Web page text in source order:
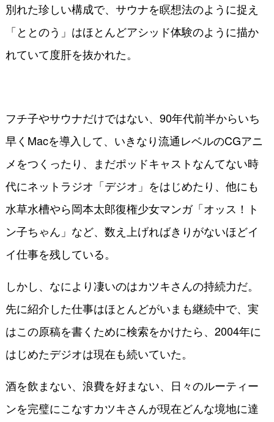
別れた珍しい構成で、サウナを瞑想法のように捉え
「ととのう」はほとんどアシッド体験のように描か
れていて度肝を抜かれた。
フチ子やサウナだけではない、90年代前半からいち
早くMacを導入して、いきなり流通レベルのCGアニ
メをつくったり、まだポッドキャストなんてない時
代にネットラジオ「デジオ」をはじめたり、他にも
水草水槽やら岡本太郎復権少女マンガ「オッス！ト
ン子ちゃん」など、数え上げればきりがないほどイ
イ仕事を残している。
しかし、なにより凄いのはカツキさんの持続力だ。
先に紹介した仕事はほとんどがいまも継続中で、実
はこの原稿を書くために検索をかけたら、2004年に
はじめたデジオは現在も続いていた。
酒を飲まない、浪費を好まない、日々のルーティー
ンを完璧にこなすカツキさんが現在どんな境地に達